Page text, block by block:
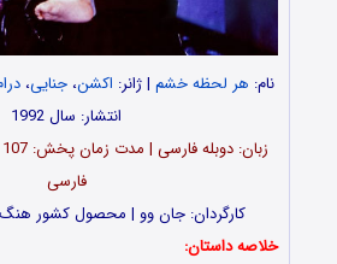
نام: هر لحظه خشم | ژانر: اکشن،جنایی،
انتشار: سال 1992
فارسی
کارگردان: جان وو | محصول کشور هنگ
خلاصه داستان: